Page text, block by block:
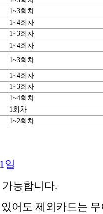
1~3회차
1~4회차
1~3회차
1~4회차
1~3회차
1~4회차
1~3회차
1~4회차
1회차
1~2회차
일
능합니다.
어도 제외카드는